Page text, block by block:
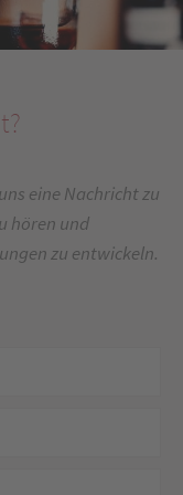
eine Nachricht zu
hören und
zu entwickeln.